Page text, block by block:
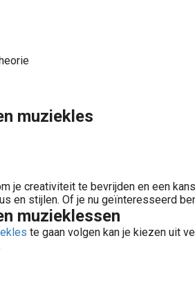
muziekles
je creativiteit te bevrijden en een
en stijlen. Of je nu geïnteresseerd
muzieklessen
te gaan volgen kan je kiezen uit